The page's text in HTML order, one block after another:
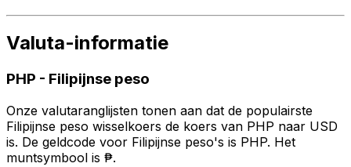
Valuta-informatie
PHP - Filipijnse peso
Onze valutaranglijsten tonen aan dat de populairste
Filipijnse peso wisselkoers de koers van PHP naar USD
is. De geldcode voor Filipijnse peso's is PHP. Het
muntsymbool is ₱.